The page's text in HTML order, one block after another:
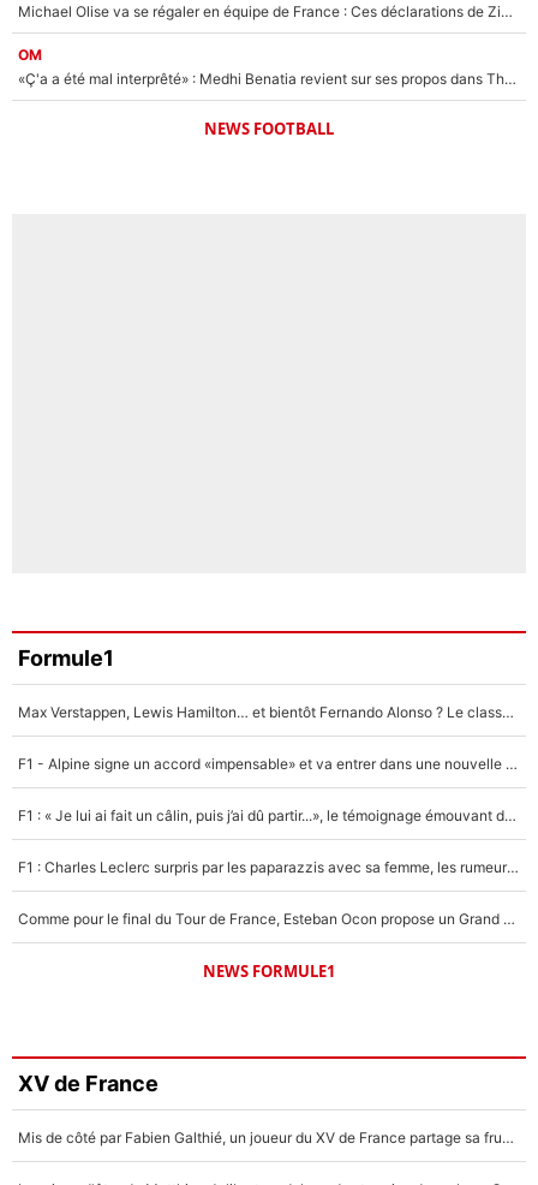
Michael Olise va se régaler en équipe de France : Ces déclarations de Zinedine Zidane qui prouvent qu'il va tout miser sur la star du Bayern Munich !
OM
«Ç'a a été mal interprêté» : Medhi Benatia revient sur ses propos dans The Bridge et précise ses conditions pour rejoindre le PSG !
NEWS FOOTBALL
Formule1
Max Verstappen, Lewis Hamilton… et bientôt Fernando Alonso ? Le classement des pilotes les mieux payés en Formule 1 risque de changer !
F1 - Alpine signe un accord «impensable» et va entrer dans une nouvelle dimension : Grande nouvelle pour Pierre Gasly !
F1 : « Je lui ai fait un câlin, puis j’ai dû partir...», le témoignage émouvant de Max Verstappen sur sa fille
F1 : Charles Leclerc surpris par les paparazzis avec sa femme, les rumeurs étaient vraies !
Comme pour le final du Tour de France, Esteban Ocon propose un Grand Prix de Formule 1 à Paris : «Autour de l’Arc de Triomphe, ce serait génial» !
NEWS FORMULE1
XV de France
Mis de côté par Fabien Galthié, un joueur du XV de France partage sa frustration : «ils ne me l’ont pas dit tout de suite»